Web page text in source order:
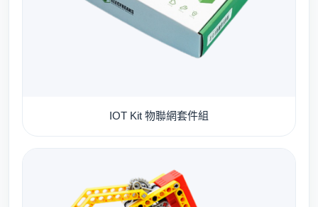
IOT Kit 物聯網套件組